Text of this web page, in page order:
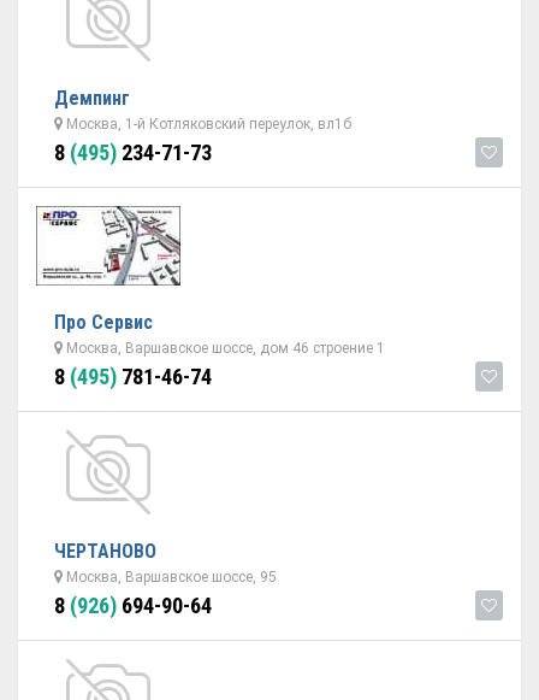
Демпинг
Москва, 1-й Котляковский переулок, вл1б
8 (495) 234-71-73
Про Сервис
Москва, Варшавское шоссе, дом 46 строение 1
8 (495) 781-46-74
ЧЕРТАНОВО
Москва, Варшавское шоссе, 95
8 (926) 694-90-64